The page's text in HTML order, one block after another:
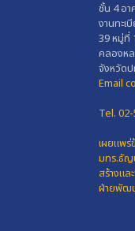
ชั้น 4 อา
งานทะเ
39 หมู่ที่
คลองห
จังหวัด
Email
Tel.
เผยแพร่
มทร.ธัญ
สร้างแ
ฝ่ายพัฒ